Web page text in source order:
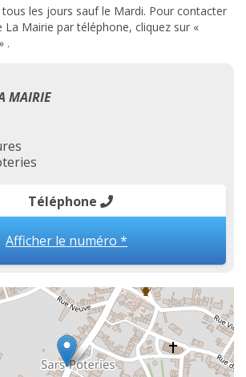
les jours sauf le Mardi. Pour contacter
La Mairie par téléphone, cliquez sur «
.
MAIRIE
Téléphone
Afficher le numéro *